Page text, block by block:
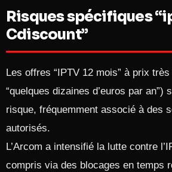
Risques spécifiques
Cdiscount”
Les offres “IPTV 12 mois” à prix
“quelques dizaines d’euros par an”)
risque, fréquemment associé à des
autorisés.
L’Arcom a intensifié la lutte contre
compris via des blocages en temps